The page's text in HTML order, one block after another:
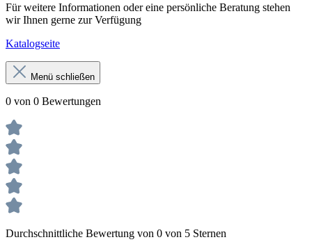
Für weitere Informationen oder eine persönliche Beratung stehen
wir Ihnen gerne zur Verfügung
Katalogseite
Menü schließen
0 von 0 Bewertungen
Durchschnittliche Bewertung von 0 von 5 Sternen